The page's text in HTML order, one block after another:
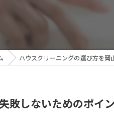
ハウスクリーニングの選び方を
敗しないためのポイ